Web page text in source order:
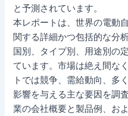
と予測されています。
本レポートは、世界の電動
関する詳細かつ包括的な分
国別、タイプ別、用途別の
ています。市場は絶え間な
トでは競争、需給動向、多
影響を与える主な要因を調
業の会社概要と製品例、お